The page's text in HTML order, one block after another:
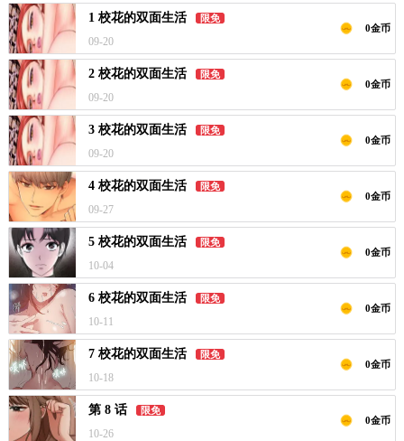
1 校花的双面生活 限免
09-20
0金币
2 校花的双面生活 限免
09-20
0金币
3 校花的双面生活 限免
09-20
0金币
4 校花的双面生活 限免
09-27
0金币
5 校花的双面生活 限免
10-04
0金币
6 校花的双面生活 限免
10-11
0金币
7 校花的双面生活 限免
10-18
0金币
第 8 话 限免
10-26
0金币